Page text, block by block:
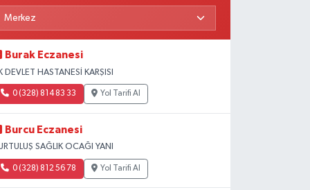
Burak Eczanesi
DEVLET HASTANESİ KARŞISI
0 (328) 814 83 33 Yol Tarifi Al
Burcu Eczanesi
SAĞLIK OCAĞI YANI
0 (328) 812 56 78 Yol Tarifi Al